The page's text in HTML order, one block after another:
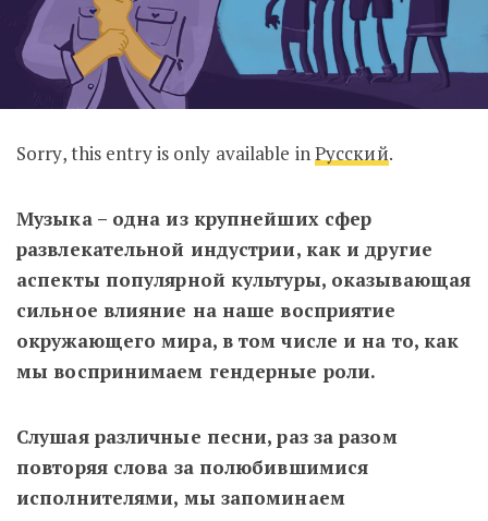
Sorry, this entry is only available inРусский.
Музыка – одна из крупнейших сфер
развлекательной индустрии, как и другие
аспекты популярной культуры, оказывающая
сильное влияние на наше восприятие
окружающего мира, в том числе и на то, как
мы воспринимаем гендерные роли.
Слушая различные песни, раз за разом
повторяя слова за полюбившимися
исполнителями, мы запоминаем